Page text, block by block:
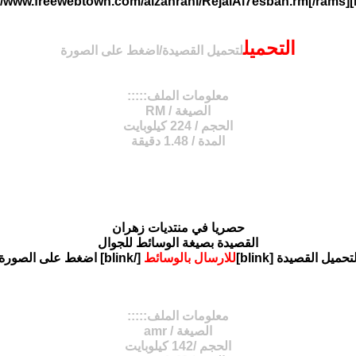
التحميللتحميل القصيدة/اضغط على الصورة
معلومات الملف:::::
الصيغة / RM
الحجم / 224 كيلوبايت
المدة / 1.48 دقيقة
حصريا في منتديات زهران
القصيدة بصيغة الوسائط للجوال
لتحميل القصيدة [blink]
للارسال بالوسائط [/blink] اضغط على الصورة
معلومات الملف:::::
الصيغة / amr
الحجم /142 كيلوبايت